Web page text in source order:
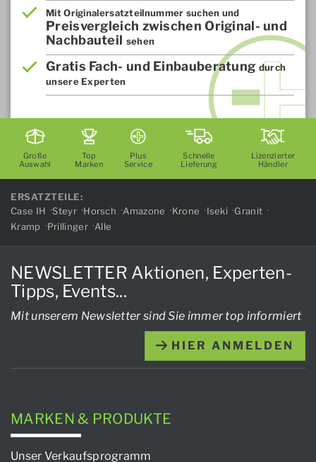
Mit Originalersatzteilnummer suchen und
Preisvergleich zwischen Original- und
Nachbauteil sehen
Gratis Fach- und Einbauberatung durch
unsere Experten
Große
Auswahl
Top
Marken
Plus
Service
Schnelle
Lieferung
Lizenzierter
Händler
ERSATZTEILE:
Case IH
Steyr Horsch Amazone Krone Iseki
Granit
Kramp
Prillinger Alle
NEWSLETTER Aktionen, Experten-
Tipps, Events...
Mit unserem Newsletter sind Sie immer top informiert
HIER ANMELDEN
MARKEN & PRODUKTE
Unser Verkaufsprogramm